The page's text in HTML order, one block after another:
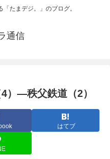
たまデジ。」のブログ。
通信
）―秩父鉄道（2）
はてブ